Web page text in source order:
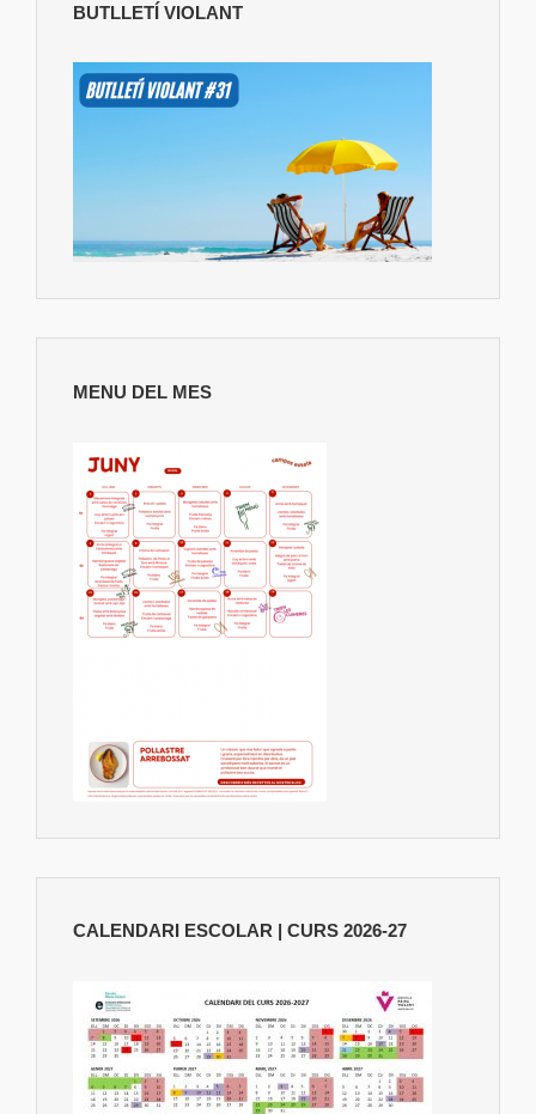
BUTLLETÍ VIOLANT
MENU DEL MES
CALENDARI ESCOLAR | CURS 2026-27